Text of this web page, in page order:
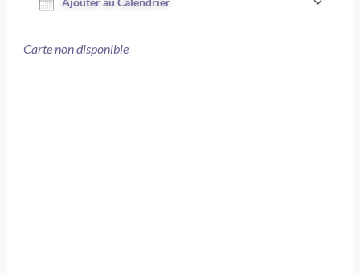
Carte non disponible